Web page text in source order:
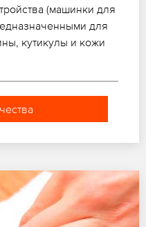
(машинки для
для
кутикулы и кожи